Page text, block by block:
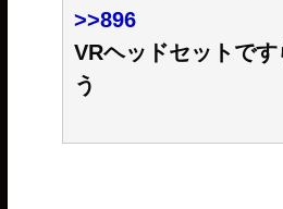
>>896
VRヘッドセットで
う